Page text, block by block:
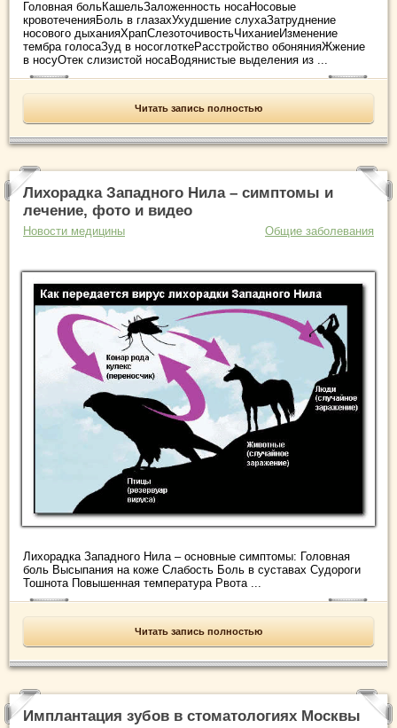
Головная больКашельЗаложенность носаНосовые
кровотеченияБоль в глазахУхудшение слухаЗатруднение
носового дыханияХрапСлезоточивостьЧиханиеИзменение
тембра голосаЗуд в носоглоткеРасстройство обонянияЖжение
в носуОтек слизистой носаВодянистые выделения из ...
Читать запись полностью
Лихорадка Западного Нила – симптомы и
лечение, фото и видео
Новости медицины Общие заболевания
Лихорадка Западного Нила – основные симптомы: Головная
боль Высыпания на коже Слабость Боль в суставах Судороги
Тошнота Повышенная температура Рвота ...
Читать запись полностью
Имплантация зубов в стоматологиях Москвы